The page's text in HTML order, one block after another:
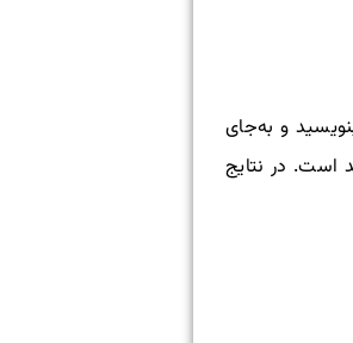
و به‌جای
است. در نتایج